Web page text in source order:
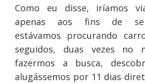
Como eu disse, iríamos
apenas aos fins de
estávamos procurando
seguidos, duas vezes no
fazermos a busca,
alugássemos por 11 dias